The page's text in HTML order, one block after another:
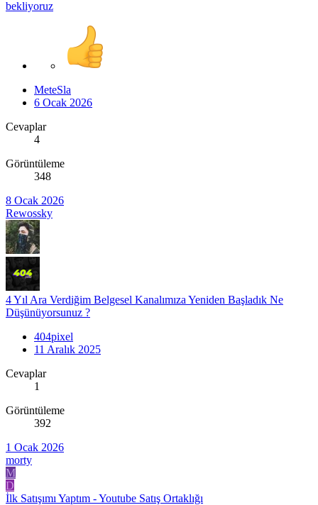
bekliyoruz
MeteSla
6 Ocak 2026
Cevaplar
4
Görüntüleme
348
8 Ocak 2026
Rewossky
4 Yıl Ara Verdiğim Belgesel Kanalımıza Yeniden Başladık Ne
Düşünüyorsunuz ?
404pixel
11 Aralık 2025
Cevaplar
1
Görüntüleme
392
1 Ocak 2026
morty
M
D
İlk Satışımı Yaptım - Youtube Satış Ortaklığı